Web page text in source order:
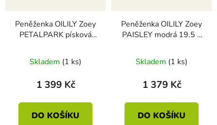
Peněženka OILILY Zoey
PETALPARK písková
Skladem (1 ks)
1 399 Kč
DO KOŠÍKU
Peněženka OILILY Zoey
PAISLEY modrá 19.5 x
Skladem (1 ks)
1 379 Kč
DO KOŠÍKU